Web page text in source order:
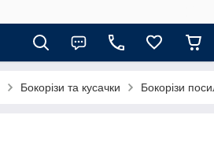
Бокорізи та кусачки Бокорізи